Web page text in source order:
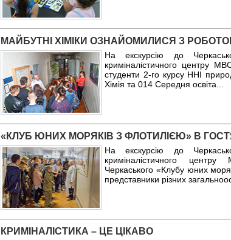
МАЙБУТНІ ХІМІКИ ОЗНАЙОМИЛИСЯ З
На екскурсію до
криміналістичного центру
студенти 2-го курсу ННІ
Хімія та 014 Середня освіта
«КЛУБ ЮНИХ МОРЯКІВ З ФЛОТИЛІЄЮ» В
На екскурсію до
криміналістичного
Черкаського «Клубу юних
представники різних
КРИМІНАЛІСТИКА – ЦЕ ЦІКАВО